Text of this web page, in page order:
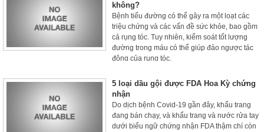
không?
Bệnh tiểu đường có thể gây ra một loạt các
triệu chứng và các vấn đề sức khỏe, bao gồm
cả rụng tóc. Tuy nhiên, kiểm soát tốt lượng
đường trong máu có thể giúp đảo ngược tác
động của rụng tóc.
5 loại dầu gội được FDA Hoa Kỳ chứng
nhận
Do dịch bệnh Covid-19 gần đây, khẩu trang
đang bán chạy, và khẩu trang và nước rửa tay
dưới biểu ngữ chứng nhận FDA thậm chí còn